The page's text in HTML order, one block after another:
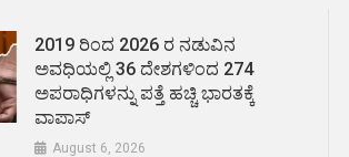
2019 ರಿಂದ 2026 ರ ನಡುವಿನ
ಅವಧಿಯಲ್ಲಿ 36 ದೇಶಗಳಿಂದ 274
ಅಪರಾಧಿಗಳನ್ನು ಪತ್ತೆ ಹಚ್ಚಿ ಭಾರತಕ್ಕೆ
ವಾಪಾಸ್
August 6, 2026